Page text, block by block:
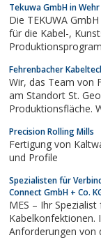
Tekuwa GmbH in
Die TEKUWA
für die Kabel-, Kunststoff-, Drahtseil- und Medizinindustrie. Zum
Abrollgeraete etc.
Fehrenbacher
Wir, das Team von Fehrenbacher Kabeltechnik GmbH, fertigen
am Standort St.
Produktionsfläche. Wir sind ein
Ob Litzen, Mantelleitungen, Flachbandleitungen oder komplexe
Precision Rolling Mills
Fertigung von
und Profile
Spezialisten für
Connect GmbH + Co.
MES – Ihr Spezialist für
Kabelkonfektionen.
Anforderungen von den